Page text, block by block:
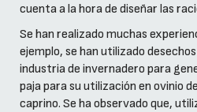
cuenta a la hora de diseñar las
Se han realizado muchas
ejemplo, se han utilizado
industria de invernadero para
paja para su utilización en ovinio
caprino. Se ha observado que,